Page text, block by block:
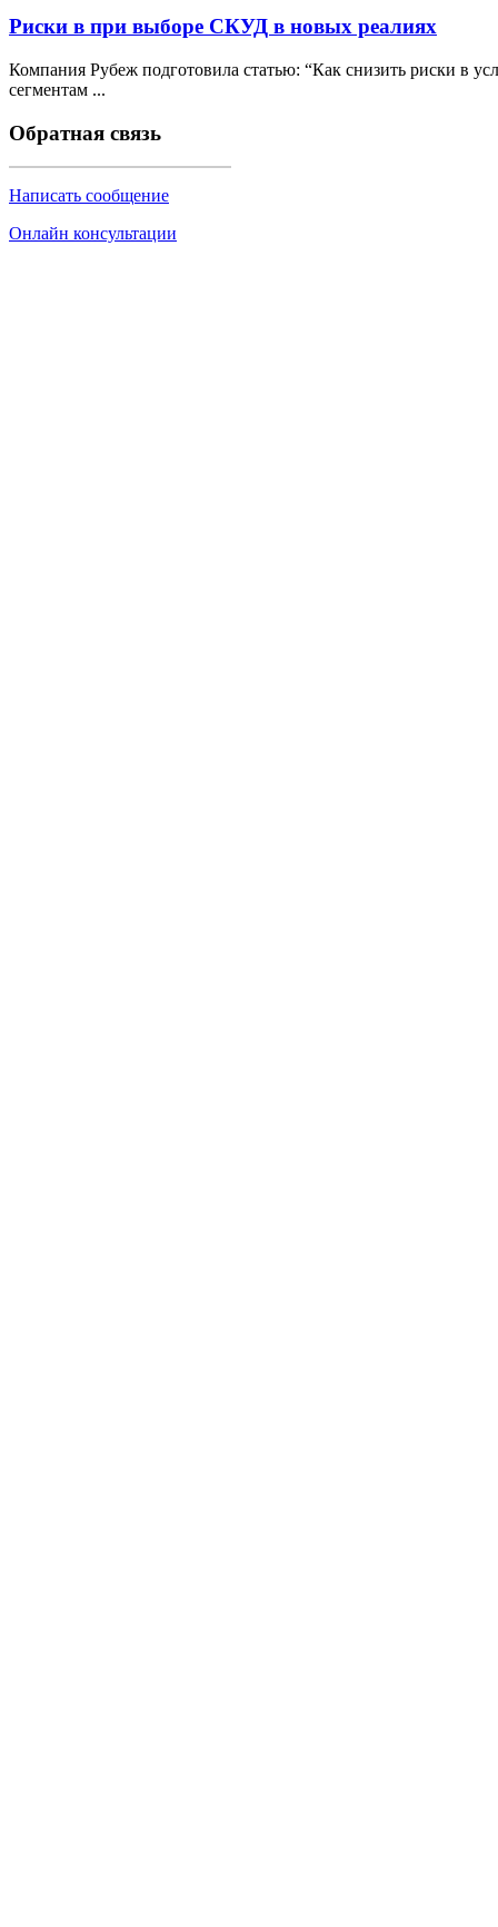
Риски в при выборе СКУД в новых реалиях
Компания Рубеж подготовила статью: “Как снизить риски в
сегментам ...
Обратная связь
Написать сообщение
Онлайн консультации